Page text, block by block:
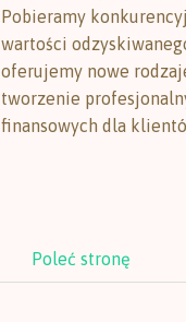
Pobieramy
wartości
oferujemy nowe
tworzenie
finansowych dla
Poleć stronę